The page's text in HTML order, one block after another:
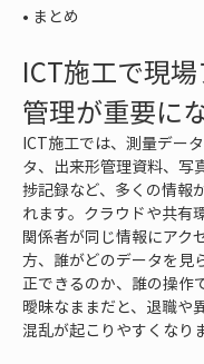
• まとめ
ICT施工で現
管理が重要に
ICT施工では、測量デー
タ、出来形管理資料、写
捗記録など、多くの情報
れます。クラウドや共有
関係者が同じ情報にアク
方、誰がどのデータを見
正できるのか、誰の操作
曖昧なままだと、退職や
混乱が起こりやすくなり